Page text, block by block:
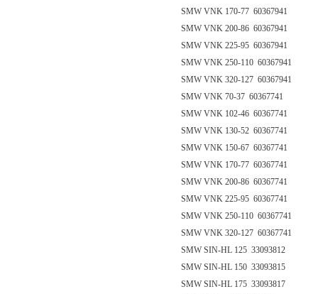
SMW VNK 170-77 60367941
SMW VNK 200-86 60367941
SMW VNK 225-95 60367941
SMW VNK 250-110 60367941
SMW VNK 320-127 60367941
SMW VNK 70-37 60367741
SMW VNK 102-46 60367741
SMW VNK 130-52 60367741
SMW VNK 150-67 60367741
SMW VNK 170-77 60367741
SMW VNK 200-86 60367741
SMW VNK 225-95 60367741
SMW VNK 250-110 60367741
SMW VNK 320-127 60367741
SMW SIN-HL 125 33093812
SMW SIN-HL 150 33093815
SMW SIN-HL 175 33093817